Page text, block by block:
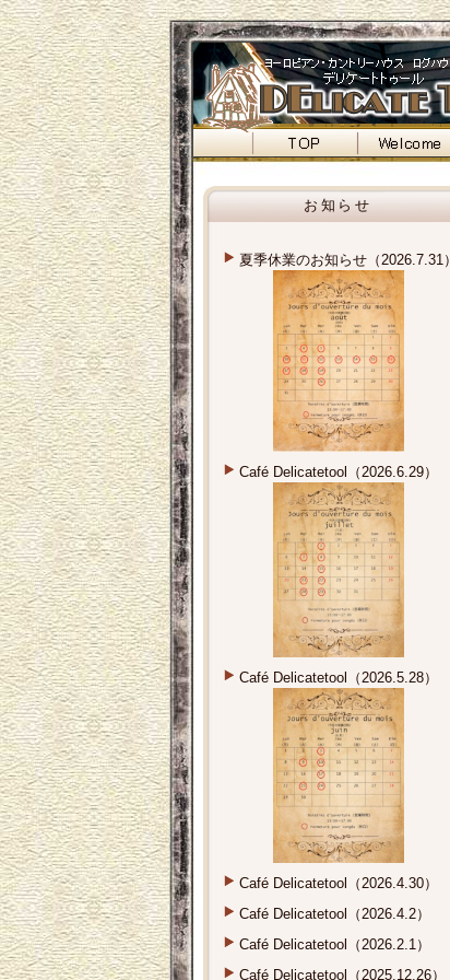
お知らせ
夏季休業のお知らせ（2026.7.31）
Café Delicatetool（2026.6.29）
Café Delicatetool（2026.5.28）
Café Delicatetool（2026.4.30）
Café Delicatetool（2026.4.2）
Café Delicatetool（2026.2.1）
Café Delicatetool（2025.12.26）